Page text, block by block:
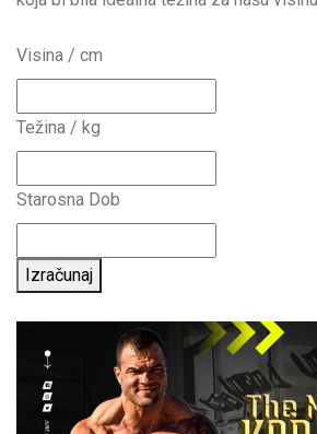
Visina / cm
Težina / kg
Starosna Dob
Izračunaj